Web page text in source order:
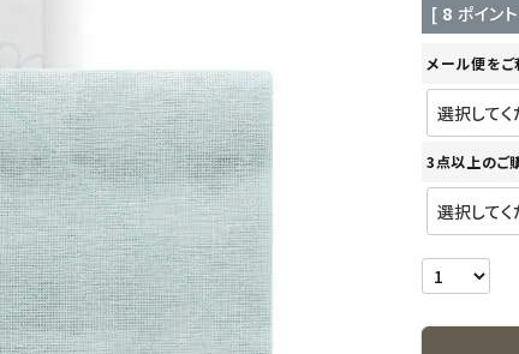
[ 8 ポイン
メール便を
3点以上のご